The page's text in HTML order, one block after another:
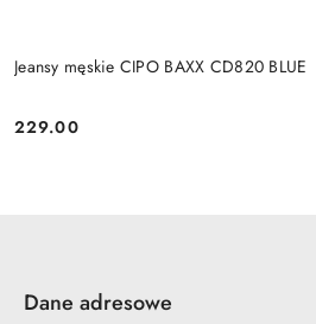
Jeansy męskie CIPO BAXX CD820 BLUE
Cena:
229.00
Dane adresowe